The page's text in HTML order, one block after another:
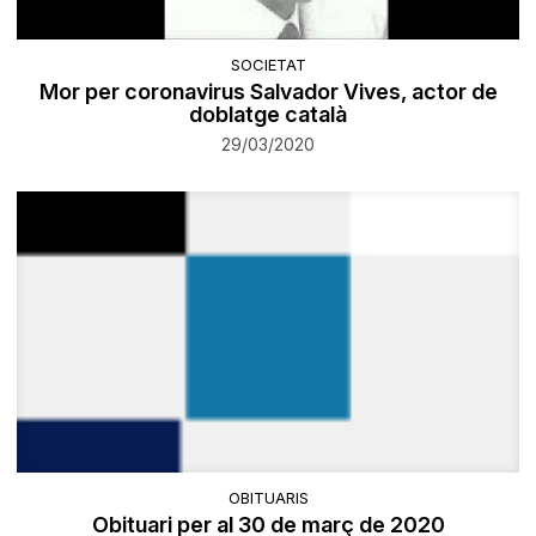
SOCIETAT
Mor per coronavirus Salvador Vives, actor de
doblatge català
29/03/2020
OBITUARIS
Obituari per al 30 de març de 2020